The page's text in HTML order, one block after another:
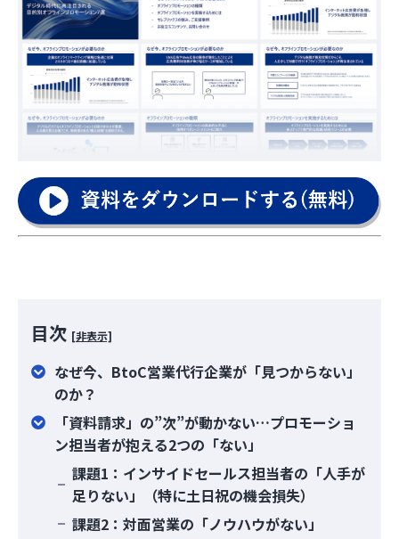
目次 [非表示]
なぜ今、BtoC営業代行企業が「見つからない」
のか？
「資料請求」の”次”が動かない…プロモーショ
ン担当者が抱える2つの「ない」
課題1：インサイドセールス担当者の「人手が
足りない」（特に土日祝の機会損失）
課題2：対面営業の「ノウハウがない」